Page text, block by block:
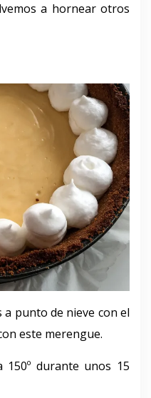
a hornear otros
punto de nieve con el
este merengue.
durante unos 15